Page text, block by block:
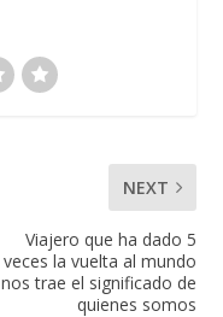
NEXT
Viajero que ha dado 5
veces la vuelta al mundo
nos trae el significado de
quienes somos